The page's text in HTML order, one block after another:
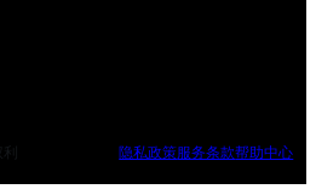
隐私政策服务条款帮助中心